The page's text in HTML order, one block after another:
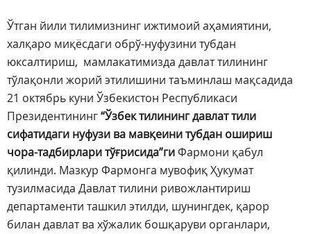
Ўтган йили тилимизнинг ижтимоий аҳамиятини,
халқаро миқёсдаги обрў-нуфузини тубдан
юксалтириш, мамлакатимизда давлат тилининг
тўлақонли жорий этилишини таъминлаш мақсадида
21 октябрь куни Ўзбекистон Республикаси
Президентининг“Ўзбек тилининг давлат тили
сифатидаги нуфузи ва мавқеини тубдан ошириш
чора-тадбирлари тўғрисида”гиФармони қабул
қилинди. Мазкур Фармонга мувофиқ Ҳукумат
тузилмасида Давлат тилини ривожлантириш
департаменти ташкил этилди, шунингдек, қарор
билан давлат ва хўжалик бошқаруви органлари,